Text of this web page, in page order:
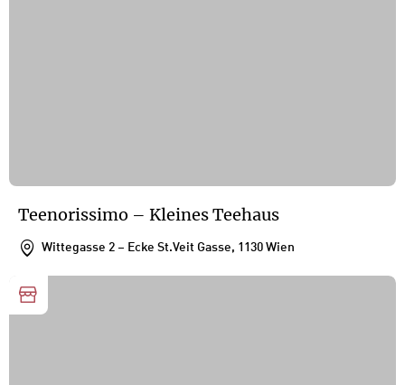
Teenorissimo – Kleines Teehaus
Wittegasse 2 – Ecke St.Veit Gasse, 1130 Wien